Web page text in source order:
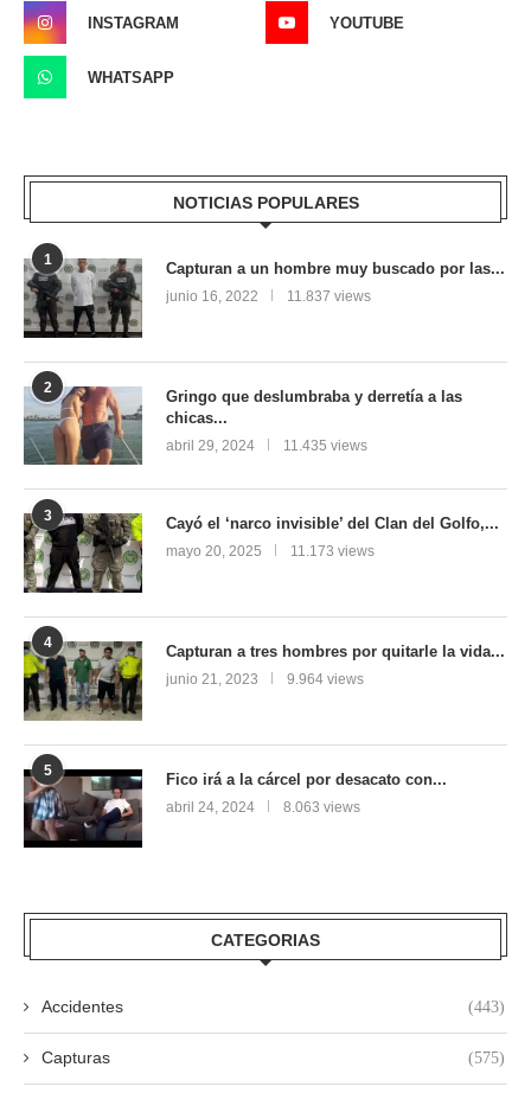
INSTAGRAM YOUTUBE
WHATSAPP
NOTICIAS POPULARES
1 Capturan a un hombre muy buscado por las...
junio 16, 2022 11.837 views
2
Gringo que deslumbraba y derretía a las
chicas...
abril 29, 2024 11.435 views
3 Cayó el ‘narco invisible’ del Clan del Golfo,...
mayo 20, 2025 11.173 views
4 Capturan a tres hombres por quitarle la vida...
junio 21, 2023 9.964 views
5 Fico irá a la cárcel por desacato con...
abril 24, 2024 8.063 views
CATEGORIAS
Accidentes (443)
Capturas (575)